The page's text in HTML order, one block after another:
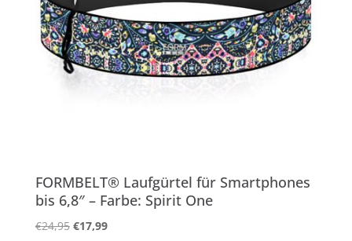
FORMBELT® Laufgürtel für Smartphones
bis 6,8″ – Farbe: Spirit One
€24,95 Ursprünglicher
€17,99Aktueller